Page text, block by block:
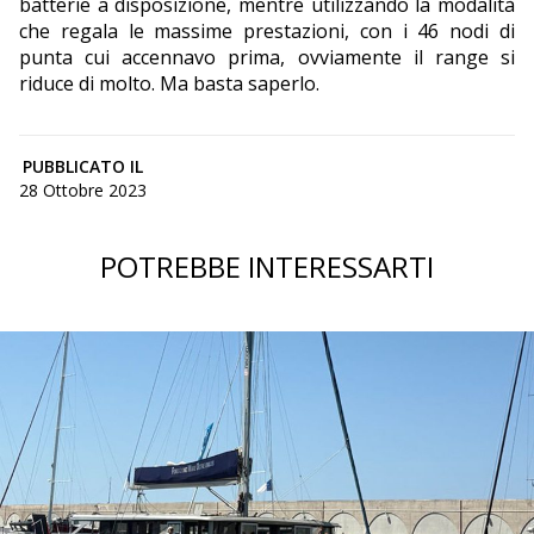
che regala le massime prestazioni, con i 46 nodi di
punta cui accennavo prima, ovviamente il range si
riduce di molto. Ma basta saperlo.
PUBBLICATO IL
28 Ottobre 2023
POTREBBE INTERESSARTI